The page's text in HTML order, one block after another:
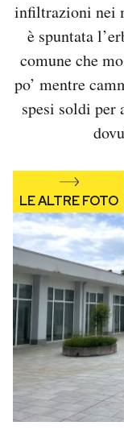
infiltrazioni nei
è spuntata
comune che
po’ mentre
spesi soldi per